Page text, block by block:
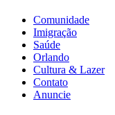
Comunidade
Imigração
Saúde
Orlando
Cultura & Lazer
Contato
Anuncie